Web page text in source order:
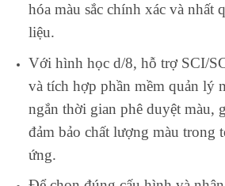
hóa màu sắc chính xác và nhất
liệu.
Với hình học d/8, hỗ trợ SCI/
và tích hợp phần mềm quản lý
ngắn thời gian phê duyệt màu,
đảm bảo chất lượng màu trong
ứng.